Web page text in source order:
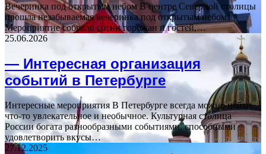
Вечеринка под открытым небом В центре Северной столицы
прошла незабываемая вечеринка под открытым небом.
Мероприятие собрало сотни горожан и гостей,…
25.06.2026
— Интересная организация
событий в Петербурге
Интересные мероприятия В Петербурге всегда можно найти
что-то увлекательное и необычное. Культурная столица
России богата разнообразными событиями, способными
удовлетворить вкусы…
27.12.2025